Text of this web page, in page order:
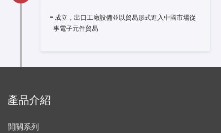
成立，出口工廠設備並以貿易形式進入中國市場從
事電子元件貿易
產品介紹
開關系列